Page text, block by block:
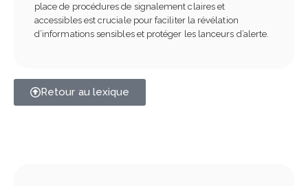
place de procédures de signalement claires et
accessibles est cruciale pour faciliter la révélation
d’informations sensibles et protéger les lanceurs d’alerte.
Retour au lexique